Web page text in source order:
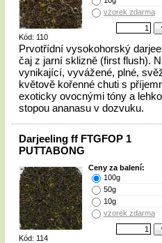
Kód: 110
vzorek zdarma
Prvotřídní vysokohorský
čaj z jarní sklizně (first flush).
vynikající, vyvážené, plné,
květově kořenné chuti s
exoticky ovocnými tóny a
stopou ananasu v dozvuku.
Darjeeling ff FTGFOP 1
PUTTABONG
Kód: 114
Ceny za balení:
100g
50g
10g
vzorek zdarma